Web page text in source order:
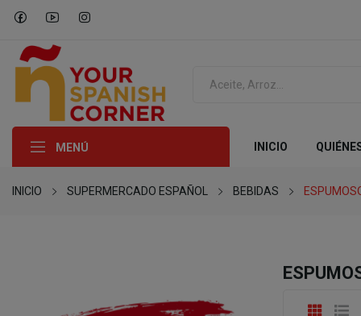
MENÚ INICIO
INICIO SUPERMERCADO ESPAÑOL BEBIDAS